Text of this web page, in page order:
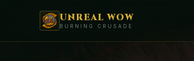
UNREAL WOW
BURNING CRUSADE